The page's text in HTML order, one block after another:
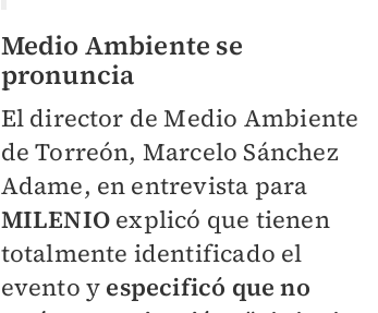
Medio Ambiente se
pronuncia
El director de Medio Ambiente
de Torreón, Marcelo Sánchez
Adame, en entrevista para
MILENIOexplicó que tienen
totalmente identificado el
evento y especificó que no